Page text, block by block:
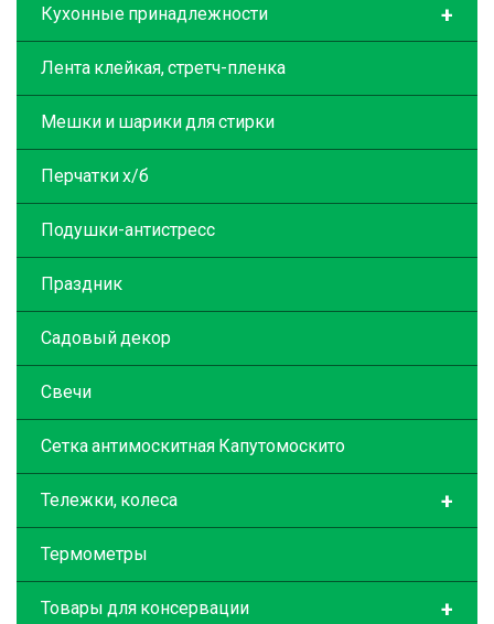
+
Кухонные принадлежности
Лента клейкая, стретч-пленка
Мешки и шарики для стирки
Перчатки х/б
Подушки-антистресс
Праздник
Садовый декор
Свечи
Сетка антимоскитная Капутомоскито
+
Тележки, колеса
Термометры
+
Товары для консервации